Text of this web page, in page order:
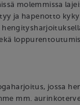
molemmissa
ja hapenotto
jossa
mm.